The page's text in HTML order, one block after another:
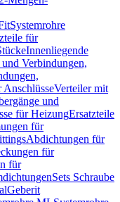
Systemrohre
für
Innenliegende
Verbindungen,
AnschlüsseVerteiler mit
und
für HeizungErsatzteile
für
Abdichtungen für
für
für
Sets Schraube
Geberit